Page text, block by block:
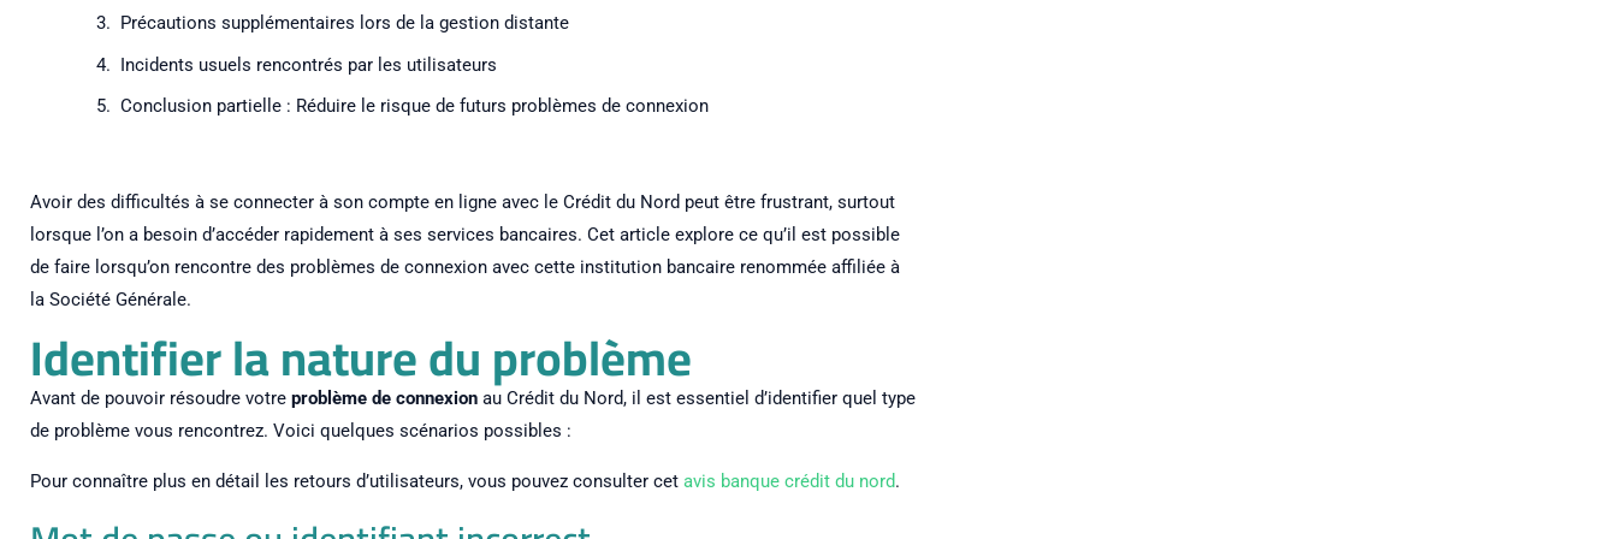
Précautions supplémentaires lors de la gestion distante
Incidents usuels rencontrés par les utilisateurs
Conclusion partielle : Réduire le risque de futurs problèmes de connexion
Avoir des difficultés à se connecter à son compte en ligne avec le Crédit du Nord peut être frustrant, surtout
lorsque l’on a besoin d’accéder rapidement à ses services bancaires. Cet article explore ce qu’il est possible
de faire lorsqu’on rencontre des problèmes de connexion avec cette institution bancaire renommée affiliée à
la Société Générale.
Identifier la nature du problème
Avant de pouvoir résoudre votre problème de connexion au Crédit du Nord, il est essentiel d’identifier quel type
de problème vous rencontrez. Voici quelques scénarios possibles :
Pour connaître plus en détail les retours d’utilisateurs, vous pouvez consulter cet avis banque crédit du nord.